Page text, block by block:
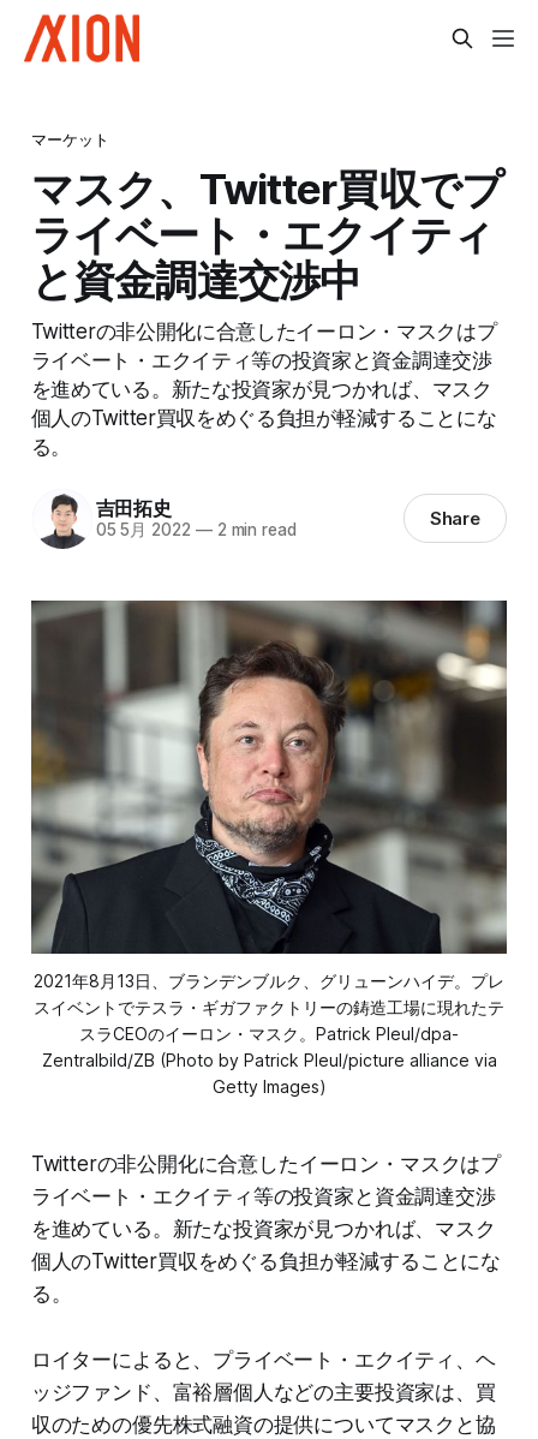
マーケット
マスク、Twitter買収でプ
ライベート・エクイティ
と資金調達交渉中
Twitterの非公開化に合意したイーロン・マスクはプ
ライベート・エクイティ等の投資家と資金調達交渉
を進めている。新たな投資家が見つかれば、マスク
個人のTwitter買収をめぐる負担が軽減することにな
る。
吉田拓史
05 5月 2022 —2 min read Share
2021年8月13日、ブランデンブルク、グリューンハイデ。プレ
スイベントでテスラ・ギガファクトリーの鋳造工場に現れたテ
スラCEOのイーロン・マスク。Patrick Pleul/dpa-
Zentralbild/ZB (Photo by Patrick Pleul/picture alliance via
Getty Images)
Twitterの非公開化に合意したイーロン・マスクはプ
ライベート・エクイティ等の投資家と資金調達交渉
を進めている。新たな投資家が見つかれば、マスク
個人のTwitter買収をめぐる負担が軽減することにな
る。
ロイターによると、プライベート・エクイティ、ヘ
ッジファンド、富裕層個人などの主要投資家は、買
収のための優先株式融資の提供についてマスクと協